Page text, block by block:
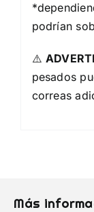
podrían
⚠️
pesados
correas
Más